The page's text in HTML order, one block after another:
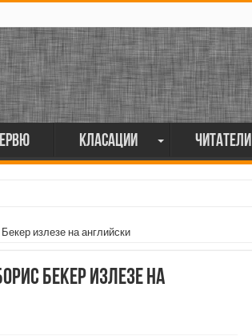
Класации Читатели
излезе на английски
Бекер излезе на